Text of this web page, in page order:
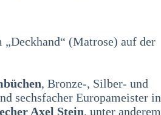
(Matrose) auf der
, Bronze-, Silber- und
sechsfacher Europameister in
Axel Stein, unter anderem